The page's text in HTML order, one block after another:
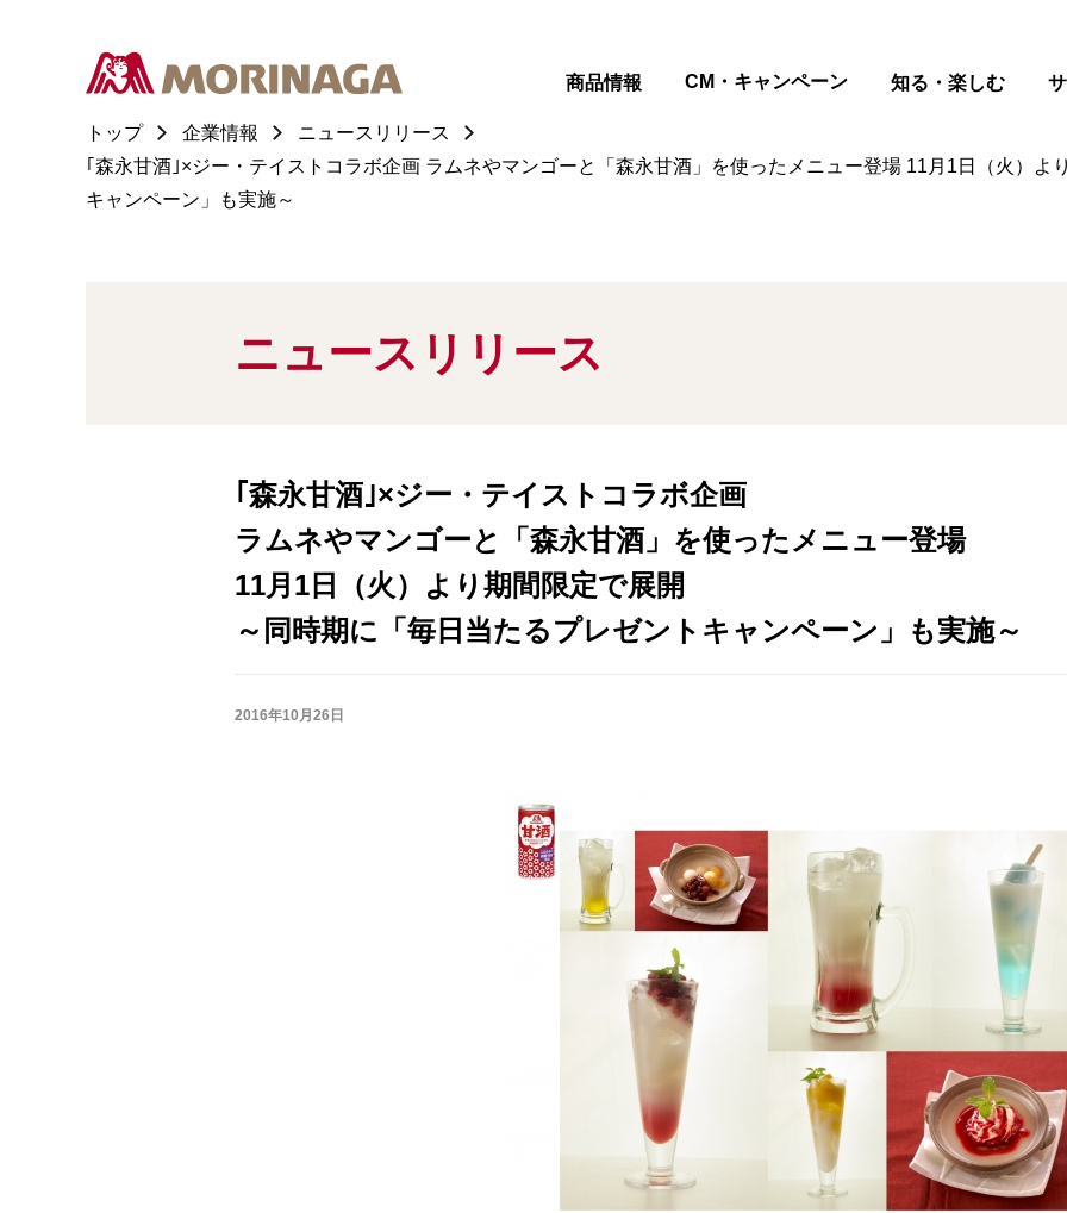
商品情報 CM・キャンペーン 知る・楽しむ
トップ 企業情報
ニュースリリース
｢森永甘酒｣×ジー・テイストコラボ企画 ラムネやマンゴーと「森永甘酒」を使ったメニュー登場 11月1日（火）
キャンペーン」も実施～
ニュースリリース
｢森永甘酒｣×ジー・テイストコラボ企画
ラムネやマンゴーと「森永甘酒」を使ったメニュー登場
11月1日（火）より期間限定で展開
～同時期に「毎日当たるプレゼントキャンペーン」も実施～
2016年10月26日